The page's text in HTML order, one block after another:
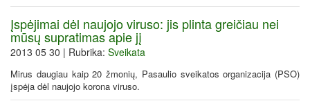
Įspėjimai dėl naujojo viruso: jis plinta greičiau nei
mūsų supratimas apie jį
2013 05 30 | Rubrika: Sveikata
Mirus daugiau kaip 20 žmonių, Pasaulio sveikatos organizacija (PSO)
įspėja dėl naujojo korona viruso.